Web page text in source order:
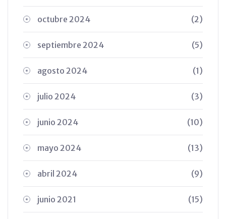
octubre 2024 (2)
septiembre 2024 (5)
agosto 2024 (1)
julio 2024 (3)
junio 2024 (10)
mayo 2024 (13)
abril 2024 (9)
junio 2021 (15)